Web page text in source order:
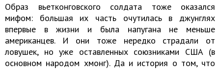
Образ вьетконговского солдата тоже оказался
мифом: большая их часть очутилась в джунглях
впервые в жизни и была напугана не меньше
американцев. И они тоже нередко страдали от
ловушек, но уже оставленных союзниками США (в
основном народом хмонг). Да и история о том, что